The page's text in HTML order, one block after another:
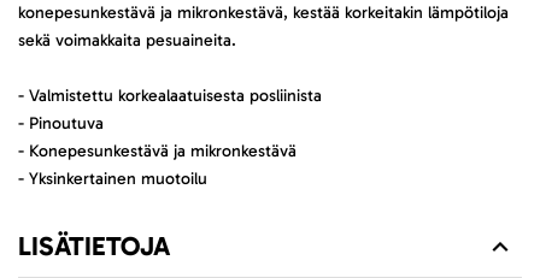
konepesunkestävä ja mikronkestävä, kestää korkeitakin lämpötiloja
sekä voimakkaita pesuaineita.
- Valmistettu korkealaatuisesta posliinista
- Pinoutuva
- Konepesunkestävä ja mikronkestävä
- Yksinkertainen muotoilu
LISÄTIETOJA